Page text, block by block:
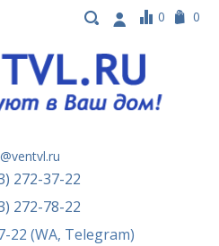
0 0
272-37-22
272-78-22
22 (WA, Telegram)